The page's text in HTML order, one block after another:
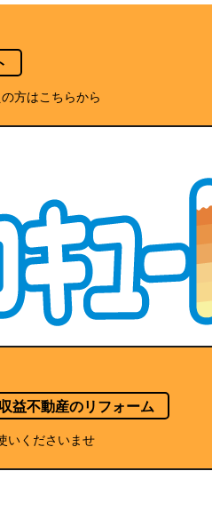
方はこちらから
益不動産のリフォーム
いくださいませ